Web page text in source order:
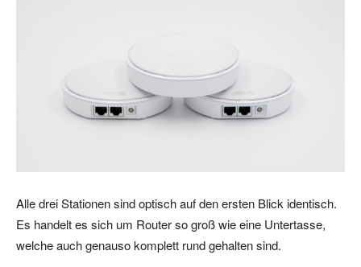
Alle drei Stationen sind optisch auf den ersten Blick identisch.
Es handelt es sich um Router so groß wie eine Untertasse,
welche auch genauso komplett rund gehalten sind.